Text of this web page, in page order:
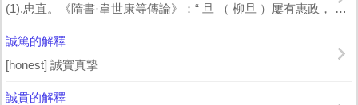
(1).忠直。《隋書·韋世康等傳論》：“ 旦 （ 柳旦 ）屢有惠政， 肅 （ ...
誠篤的解釋
[honest] 誠實真摯
誠貫的解釋